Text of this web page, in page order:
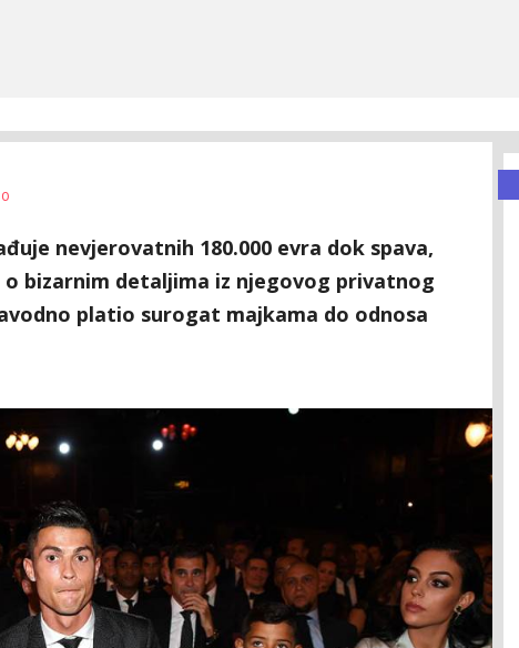
0
nevjerovatnih 180.000 evra dok spava,
bizarnim detaljima iz njegovog privatnog
platio surogat majkama do odnosa